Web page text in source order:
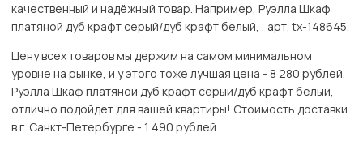
качественный и надёжный товар. Например, Руэлла Шкаф
платяной дуб крафт серый/дуб крафт белый, , арт. tx-148645.
Цену всех товаров мы держим на самом минимальном
уровне на рынке, и у этого тоже лучшая цена - 8 280 рублей.
Руэлла Шкаф платяной дуб крафт серый/дуб крафт белый,
отлично подойдет для вашей квартиры! Стоимость доставки
в г. Санкт-Петербурге - 1 490 рублей.